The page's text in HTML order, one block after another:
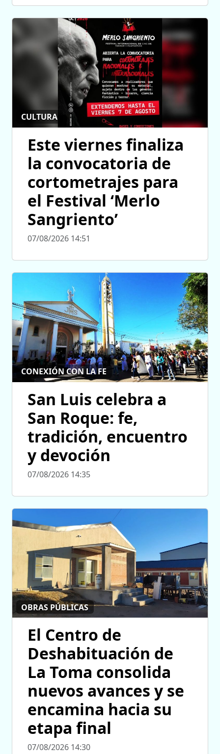
CULTURA
Este viernes finaliza
la convocatoria de
cortometrajes para
el Festival ‘Merlo
Sangriento’
07/08/2026 14:51
CONEXIÓN CON LA FE
San Luis celebra a
San Roque: fe,
tradición, encuentro
y devoción
07/08/2026 14:35
OBRAS PÚBLICAS
El Centro de
Deshabituación de
La Toma consolida
nuevos avances y se
encamina hacia su
etapa final
07/08/2026 14:30